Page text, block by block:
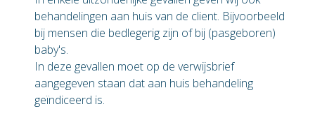
behandelingen aan huis van de client. Bijvoorbeeld
bij mensen die bedlegerig zijn of bij (pasgeboren)
baby's.
In deze gevallen moet op de verwijsbrief
aangegeven staan dat aan huis behandeling
geïndiceerd is.